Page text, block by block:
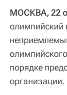
МОСКВА, 22
олимпийский
порядке
организации.